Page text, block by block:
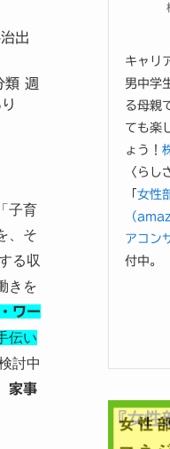
出
週
子育
、そ
る収
きを
ワー
伝い
討中
家事
キャリ
男中学
る母親
ても楽
ょう！
〈ら
「女性
（
アコン
付中。